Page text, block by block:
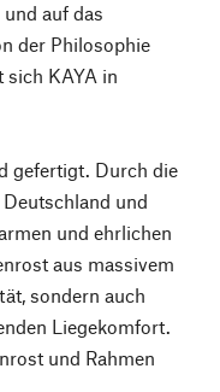
auf das
der Philosophie
sich KAYA in
gefertigt. Durch die
und
und ehrlichen
aus massivem
sondern auch
Liegekomfort.
und Rahmen